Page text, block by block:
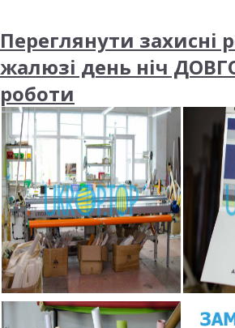
Переглянути захисні
жалюзі день ніч
роботи